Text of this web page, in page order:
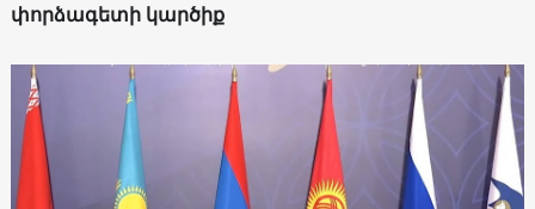
փորձագետի կարծիք